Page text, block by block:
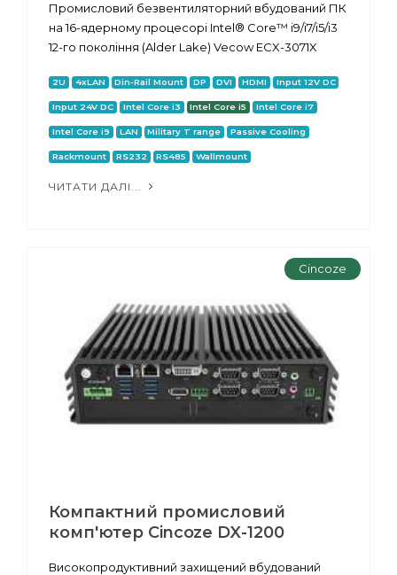
Промисловий безвентиляторний вбудований ПК
на 16-ядерному процесорі Intel® Core™ i9/i7/i5/i3
12-го покоління (Alder Lake) Vecow ECX-3071X
2U 4xLAN Din-Rail Mount DP DVI HDMI Input 12V DC
Input 24V DC Intel Core i3 Intel Core i5 Intel Core i7
Intel Core i9 LAN Military T range Passive Cooling
Rackmount RS232 RS485 Wallmount
ЧИТАТИ ДАЛІ...
Cincoze
Компактний промисловий
комп'ютер Cincoze DX-1200
Високопродуктивний захищений вбудований